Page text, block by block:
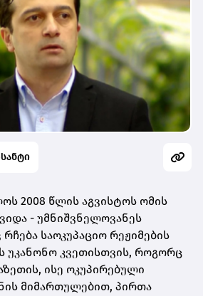
2008 წლის აგვისტოს ომის
- უმნიშვნელოვანეს
საოკუპაციო რეჟიმების
უკანონო კვეთისთვის, როგორც
ისე ოკუპირებული
მიმართულებით, პირთა